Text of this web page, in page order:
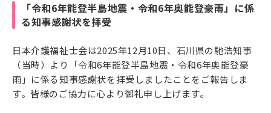
「令和6年能登半島地震・令和6年奥能登豪雨」に係
る知事感謝状を拝受
日本介護福祉士会は2025年12月10日、石川県の馳浩知事
（当時）より「令和6年能登半島地震・令和6年奥能登豪
雨」に係る知事感謝状を拝受しましたことをご報告しま
す。皆様のご協力に心より御礼申し上げます。